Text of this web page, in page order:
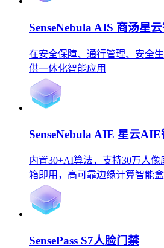
SenseNebula AIS 商汤星
在安全保障、通行管理、安全
供一体化智能应用
SenseNebula AIE 星云
内置30+AI算法，支持30万人
箱即用，高可靠边缘计算智能盒
SensePass S7人脸门禁